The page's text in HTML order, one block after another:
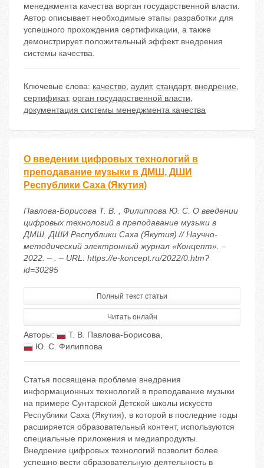
менеджмента качества ворган государственной власти.
Автор описывает необходимые этапы разработки для
успешного прохождения сертификации, а также
демонстрирует положительный эффект внедрения
системы качества.
Ключевые слова: качество, аудит, стандарт, внедрение,
сертификат, орган государственной власти,
документация системы менеджмента качества
О введении цифровых технологий в
преподавание музыки в ДМШ, ДШИ
Республики Саха (Якутия)
Павлова-Борисова Т. В. , Филиппова Ю. С. О введении
цифровых технологий в преподавание музыки в
ДМШ, ДШИ Республики Саха (Якутия) // Научно-
методический электронный журнал «Концепт». –
2022. – . – URL: https://e-koncept.ru/2022/0.htm?
id=30295
Полный текст статьи
Читать онлайн
Авторы: Т. В. Павлова-Борисова,
Ю. С. Филиппова
Статья посвящена проблеме внедрения
информационных технологий в преподавание музыки
на примере Сунтарской Детской школы искусств
Республики Саха (Якутия), в которой в последние годы
расширяется образовательный контент, используются
специальные приложения и медиапродукты.
Внедрение цифровых технологий позволит более
успешно вести образовательную деятельность в